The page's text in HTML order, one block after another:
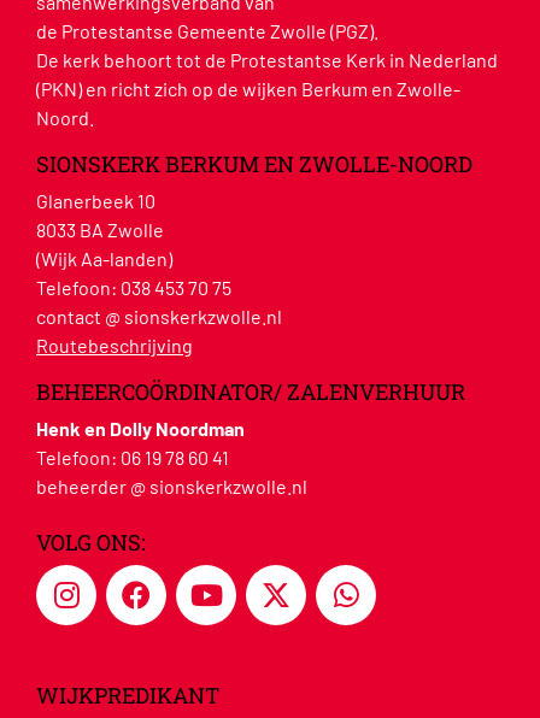
de Protestantse Gemeente Zwolle (PGZ).
De kerk behoort tot de Protestantse Kerk in Nederland
(PKN) en richt zich op de wijken Berkum en Zwolle-
Noord.
SIONSKERK BERKUM EN ZWOLLE-NOORD
Glanerbeek 10
8033 BA Zwolle
(Wijk Aa-landen)
Telefoon: 038 453 70 75
contact @ sionskerkzwolle.nl
Routebeschrijving
BEHEERCOÖRDINATOR/ ZALENVERHUUR
Henk en Dolly Noordman
Telefoon: 06 19 78 60 41
beheerder @ sionskerkzwolle.nl
VOLG ONS:
WIJKPREDIKANT